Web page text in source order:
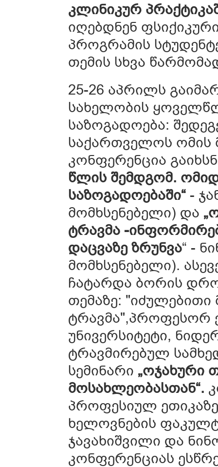
კლინიკურ
იღებდნენ
პროგრამის
თემის სხვა
25-26 აპრილს
სახელობის
საზოგადოება:
საქართველოს ომის
კონფერენცია
წლის შემდგომ.
საზოგადოებაში“ -
მომხსენებელი) და
ტრავმა -
დაცვაზე ზრუნვა“ -
მომხსენებელი).
ჩატარდა ბორის
თემაზე:
ტრავმა",პროფესორ
უნივერსიტეტი,
ტრავმირებულ
სემინარი „ოჯახური
მოსახლეობასთან“.
პროფესიულ
ხელოვნების
ჯავახიშვილი და
კონფერენციას